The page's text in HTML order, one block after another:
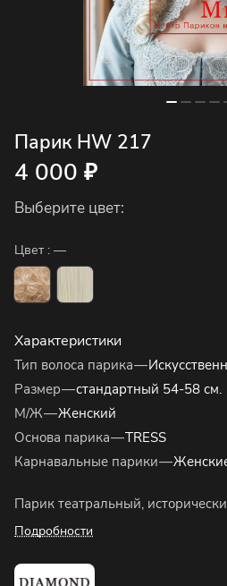
Парик HW 217
4 000 ₽
Выберите цвет:
Цвет : —
Характеристики
Тип волоса парика—
Размер—стандартный 54-58 см.
М/Ж—Женский
Основа парика—TRESS
Карнавальные парики—
Парик театральный,
Подробности